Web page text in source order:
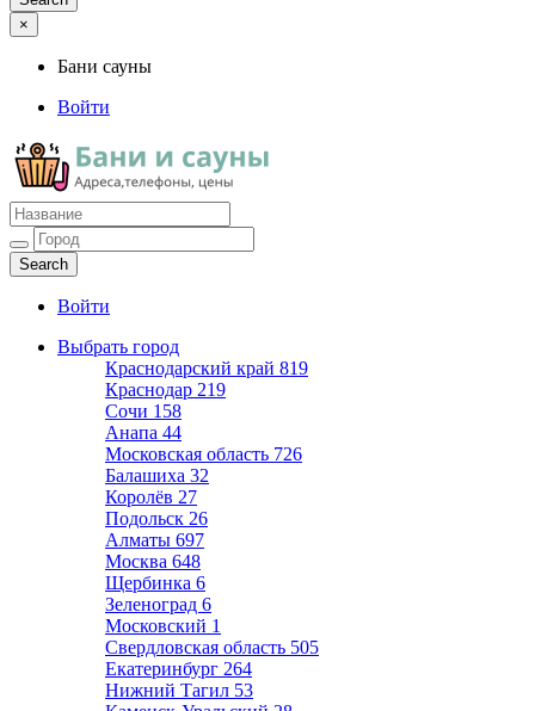
×
Бани сауны
Войти
Бани сауны
Адреса и телефоны
Войти
Выбрать город
Краснодарский край 819
Краснодар 219
Сочи 158
Анапа 44
Московская область 726
Балашиха 32
Королёв 27
Подольск 26
Алматы 697
Москва 648
Щербинка 6
Зеленоград 6
Московский 1
Свердловская область 505
Екатеринбург 264
Нижний Тагил 53